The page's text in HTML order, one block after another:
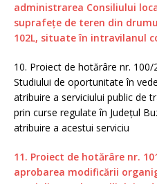
administrarea Consiliului
suprafețe de teren din
102L, situate în intravilanul
10. Proiect de hotărâre nr.
Studiului de oportunitate în
atribuire a serviciului public de
prin curse regulate în Judeţul
atribuire a acestui serviciu
11. Proiect de hotărâre nr.
aprobarea modificării